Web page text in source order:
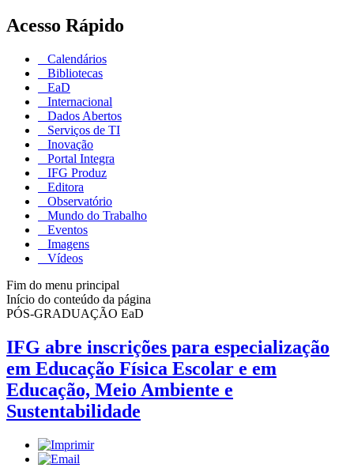
Acesso Rápido
Calendários
Bibliotecas
EaD
Internacional
Dados Abertos
Serviços de TI
Inovação
Portal Integra
IFG Produz
Editora
Observatório
Mundo do Trabalho
Eventos
Imagens
Vídeos
Fim do menu principal
Início do conteúdo da página
PÓS-GRADUAÇÃO EaD
IFG abre inscrições para especialização
em Educação Física Escolar e em
Educação, Meio Ambiente e
Sustentabilidade